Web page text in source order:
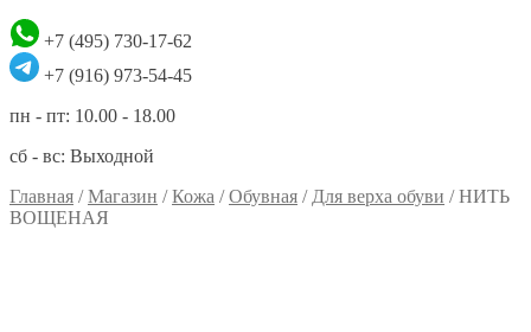
+7 (495) 730-17-62
+7 (916) 973-54-45
пн - пт: 10.00 - 18.00
сб - вс: Выходной
Главная /Магазин /Кожа /Обувная / Для верха обуви /НИТЬ
ВОЩЕНАЯ